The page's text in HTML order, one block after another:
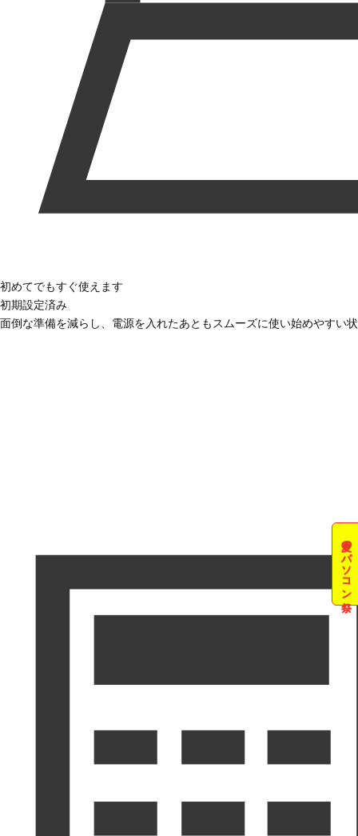
夏のパソコン祭
初めてでもすぐ使えます
初期設定済み
面倒な準備を減らし、電源を入れたあともスムーズに使い始めやすい